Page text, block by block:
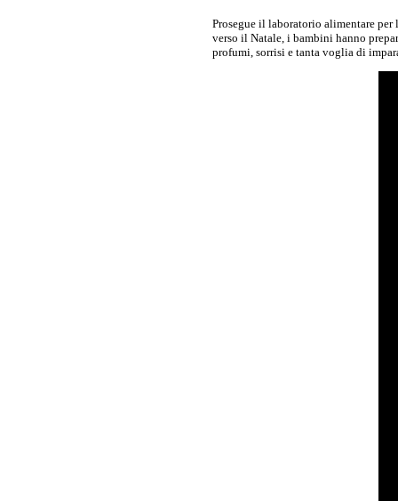
Prosegue il laboratorio alimentare per
verso il Natale, i bambini hanno
profumi, sorrisi e tanta voglia di